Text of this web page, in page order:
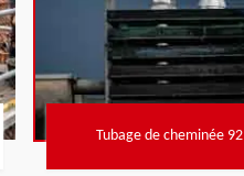
Tubage de cheminée 92